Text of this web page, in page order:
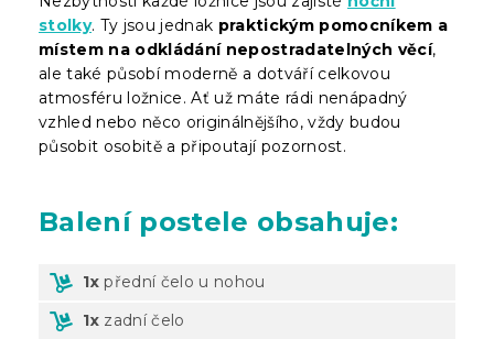
stolky. Ty jsou jednak praktickým pomocníkem a
místem na odkládání nepostradatelných věcí,
ale také působí moderně a dotváří celkovou
atmosféru ložnice. Ať už máte rádi nenápadný
vzhled nebo něco originálnějšího, vždy budou
působit osobitě a připoutají pozornost.
Balenípostele obsahuje:
1x přední čelo u nohou
1x zadní čelo